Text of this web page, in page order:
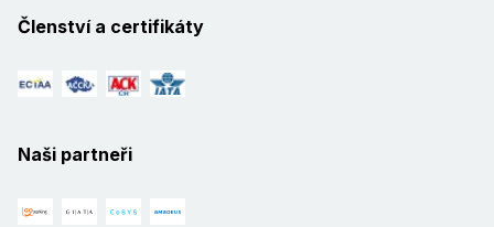
Členství a certifikáty
Naši partneři